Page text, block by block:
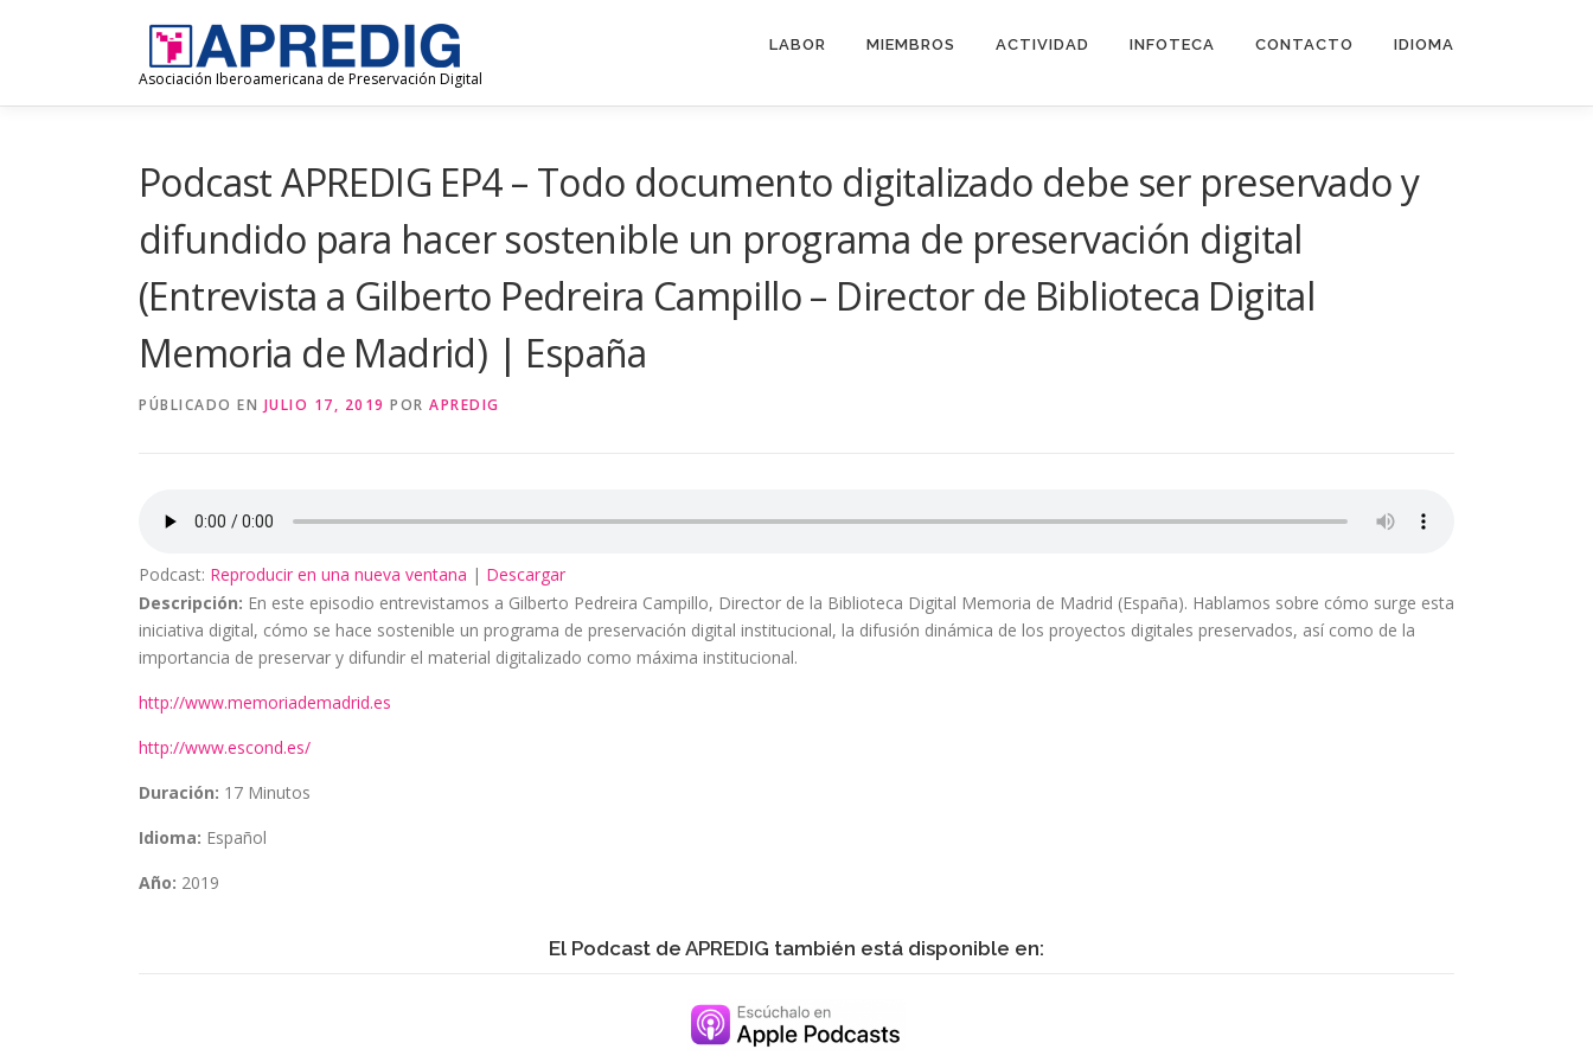
Asociación Iberoamericana de Preservación Digital
LABOR MIEMBROS ACTIVIDAD INFOTECA CONTACTO IDIOMA
Podcast APREDIG EP4 – Todo documento digitalizado debe ser preservado y
difundido para hacer sostenible un programa de preservación digital
(Entrevista a Gilberto Pedreira Campillo – Director de Biblioteca Digital
Memoria de Madrid) | España
PÚBLICADO EN JULIO 17, 2019 POR APREDIG
Podcast: Reproducir en una nueva ventana | Descargar
Descripción: En este episodio entrevistamos a Gilberto Pedreira Campillo, Director de la Biblioteca Digital Memoria de Madrid (España). Hablamos sobre cómo surge esta
iniciativa digital, cómo se hace sostenible un programa de preservación digital institucional, la difusión dinámica de los proyectos digitales preservados, así como de la
importancia de preservar y difundir el material digitalizado como máxima institucional.
http://www.memoriademadrid.es
http://www.escond.es/
Duración: 17 Minutos
Idioma: Español
Año: 2019
El Podcast de APREDIG también está disponible en: